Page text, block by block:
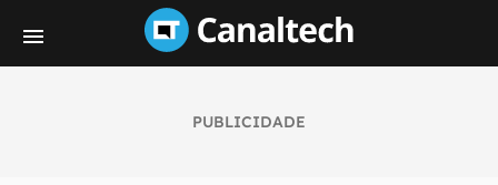
PUBLICIDADE